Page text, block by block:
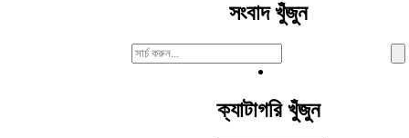
সংবাদ খুঁজুন
Search
For:
ক্যাটাগরি খুঁজুন